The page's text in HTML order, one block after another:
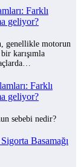
Farklı
geliyor?
genellikle motorun
karışımla
Farklı
geliyor?
sebebi nedir?
Basamağı